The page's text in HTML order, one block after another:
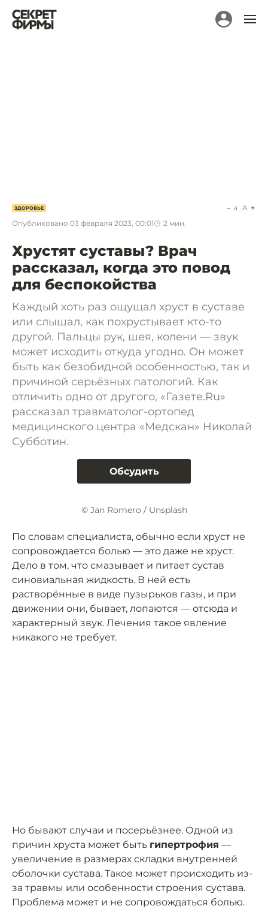
ЗДОРОВЬЕ
Опубликовано 03 февраля 2023, 00:01 2 мин.
a A
Хрустят суставы? Врач
рассказал, когда это повод
для беспокойства
Каждый хоть раз ощущал хруст в суставе
или слышал, как похрустывает кто-то
другой. Пальцы рук, шея, колени — звук
может исходить откуда угодно. Он может
быть как безобидной особенностью, так и
причиной серьёзных патологий. Как
отличить одно от другого, «Газете.Ru»
рассказал травматолог-ортопед
медицинского центра «Медскан» Николай
Субботин.
Обсудить
© Jan Romero / Unsplash
По словам специалиста, обычно если хруст не
сопровождается болью — это даже не хруст.
Дело в том, что смазывает и питает сустав
синовиальная жидкость. В ней есть
растворённые в виде пузырьков газы, и при
движении они, бывает, лопаются — отсюда и
характерный звук. Лечения такое явление
никакого не требует.
Но бывают случаи и посерьёзнее. Одной из
причин хруста может быть гипертрофия —
увеличение в размерах складки внутренней
оболочки сустава. Такое может происходить из-
за травмы или особенности строения сустава.
Проблема может и не сопровождаться болью.